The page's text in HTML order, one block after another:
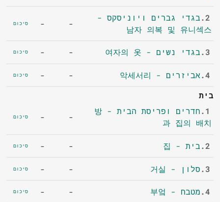
2. בגדי גברים ויוניסקס -
남자 의복 및 유니섹스
-
- סיכום
3. בגדי נשים - 여자의 옷 -
- סיכום
4. אביזרים - 악세서리 -
- סיכום
בית
1.
חדרים ופריסת הבית - 방
과 집의 배치
-
- סיכום
2. בית - 집 -
- סיכום
3. סלון - 거실 -
- סיכום
4. מטבח - 부엌 -
- סיכום